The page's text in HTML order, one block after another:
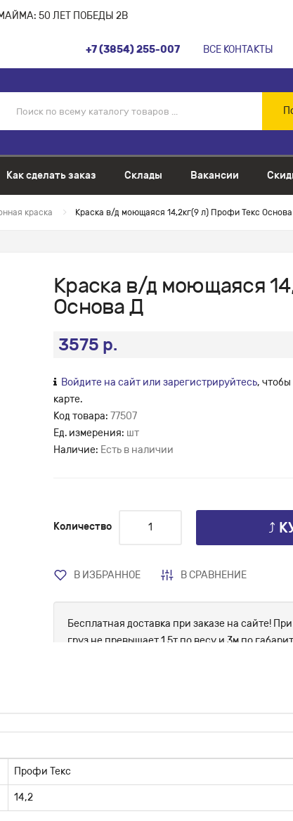
50 ЛЕТ ПОБЕДЫ 2В
+7 (3854) 255-007 ВСЕ КОНТАКТЫ
Как сделать заказ Склады Вакансии
краска Краска в/д моющаяся 14,2кг(9 л) Профи Текс
Краска в/д моющаяся
Основа Д
3575 р.
Войдите на сайт или зарегистрируйтесь,
карте.
Код товара: 77507
Ед. измерения: шт
Наличие: Есть в наличии
Количество ⤴
В ИЗБРАННОЕ В СРАВНЕНИЕ
Бесплатная доставка при заказе на сайте!
груз не превышает 1.5т по весу и 3м по
Профи Текс
14,2